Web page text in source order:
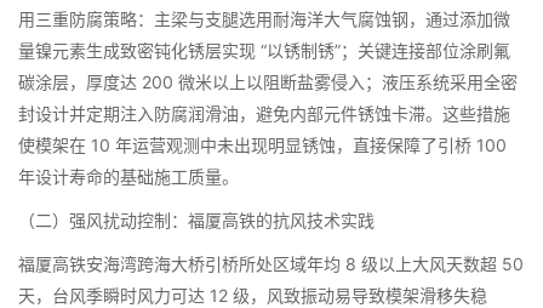
用三重防腐策略：主梁与支腿选用耐海洋大气腐蚀钢，通过添加微
量镍元素生成致密钝化锈层实现 “以锈制锈”；关键连接部位涂刷氟
碳涂层，厚度达 200 微米以上以阻断盐雾侵入；液压系统采用全密
封设计并定期注入防腐润滑油，避免内部元件锈蚀卡滞。这些措施
使模架在 10 年运营观测中未出现明显锈蚀，直接保障了引桥 100
年设计寿命的基础施工质量。​
（二）强风扰动控制：福厦高铁的抗风技术实践​
福厦高铁安海湾跨海大桥引桥所处区域年均 8 级以上大风天数超 50
天，台风季瞬时风力可达 12 级，风致振动易导致模架滑移失稳